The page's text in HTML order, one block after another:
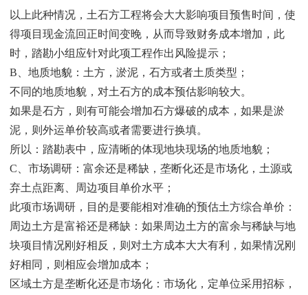
以上此种情况，土石方工程将会大大影响项目预售时间，使
得项目现金流回正时间变晚，从而导致财务成本增加，此
时，踏勘小组应针对此项工程作出风险提示；
B、地质地貌：土方，淤泥，石方或者土质类型；
不同的地质地貌，对土石方的成本预估影响较大。
如果是石方，则有可能会增加石方爆破的成本，如果是淤
泥，则外运单价较高或者需要进行换填。
所以：踏勘表中，应清晰的体现地块现场的地质地貌；
C、市场调研：富余还是稀缺，垄断化还是市场化，土源或
弃土点距离、周边项目单价水平；
此项市场调研，目的是要能相对准确的预估土方综合单价：
周边土方是富裕还是稀缺：如果周边土方的富余与稀缺与地
块项目情况刚好相反，则对土方成本大大有利，如果情况刚
好相同，则相应会增加成本；
区域土方是垄断化还是市场化：市场化，定单位采用招标，